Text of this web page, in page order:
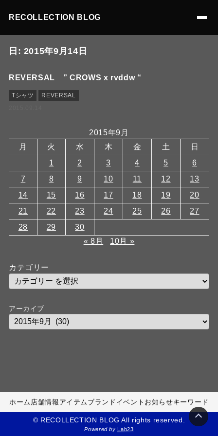
RECOLLECTION BLOG
日: 2015年9月14日
REVERSAL ” CROWS x rvddw “
Tシャツ
REVERSAL
2015年9月
月
火 水 木 金 土
日
1
2 3 4 5
6
7
8 9 10 11 12
13
14
15 16 17 18 19
20
21
22 23 24 25 26
27
28
29
30
« 8月
10月 »
カテゴリー
アーカイブ
ホーム 店舗情報アイテムブランド イベント お知らせキーワード
© RECOLLECTION BLOG All rights reserved.
Powered byLab23